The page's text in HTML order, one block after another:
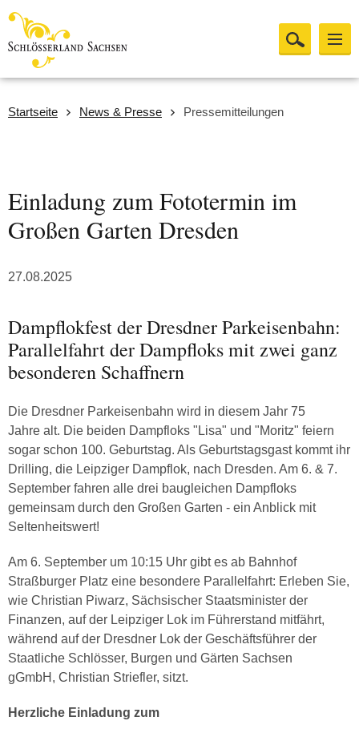
Startseite News & Presse Pressemitteilungen
Einladung zum Fototermin im
Großen Garten Dresden
27.08.2025
Dampflokfest der Dresdner Parkeisenbahn:
Parallelfahrt der Dampfloks mit zwei ganz
besonderen Schaffnern
Die Dresdner Parkeisenbahn wird in diesem Jahr 75
Jahre alt. Die beiden Dampfloks "Lisa" und "Moritz" feiern
sogar schon 100. Geburtstag. Als Geburtstagsgast kommt ihr
Drilling, die Leipziger Dampflok, nach Dresden. Am 6. & 7.
September fahren alle drei baugleichen Dampfloks
gemeinsam durch den Großen Garten - ein Anblick mit
Seltenheitswert!
Am 6. September um 10:15 Uhr gibt es ab Bahnhof
Straßburger Platz eine besondere Parallelfahrt: Erleben Sie,
wie Christian Piwarz, Sächsischer Staatsminister der
Finanzen, auf der Leipziger Lok im Führerstand mitfährt,
während auf der Dresdner Lok der Geschäftsführer der
Staatliche Schlösser, Burgen und Gärten Sachsen
gGmbH, Christian Striefler, sitzt.
Herzliche Einladung zum